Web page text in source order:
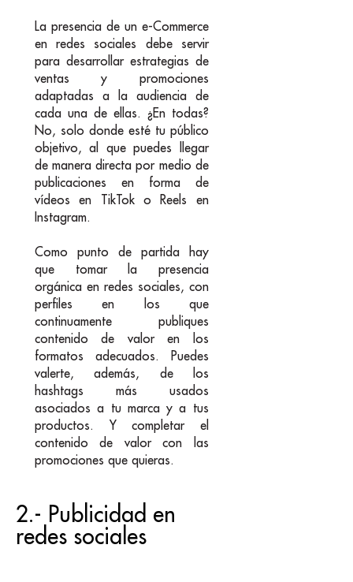
La presencia de un e-Commerce
en redes sociales debe servir
para desarrollar estrategias de
ventas y promociones
adaptadas a la audiencia de
cada una de ellas. ¿En todas?
No, solo donde esté tu público
objetivo, al que puedes llegar
de manera directa por medio de
publicaciones en forma de
vídeos en TikTok o Reels en
Instagram.
Como punto de partida hay
que tomar la presencia
orgánica en redes sociales, con
perfiles en los que
continuamente publiques
contenido de valor en los
formatos adecuados. Puedes
valerte, además, de los
hashtags más usados
asociados a tu marca y a tus
productos. Y completar el
contenido de valor con las
promociones que quieras.
2.- Publicidad en
redes sociales